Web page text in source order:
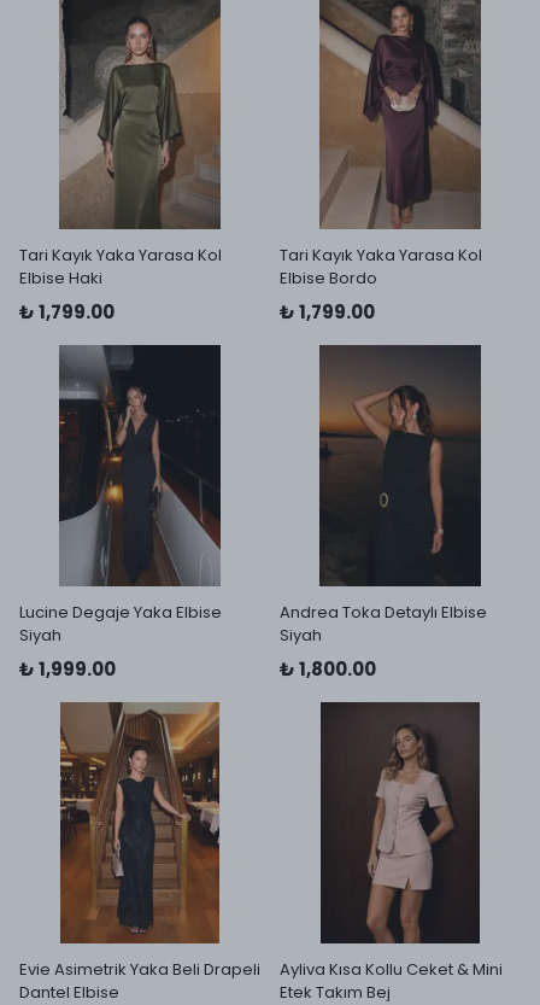
Tari Kayık Yaka Yarasa Kol
Elbise Haki
₺ 1,799.00
Tari Kayık Yaka Yarasa Kol
Elbise Bordo
₺ 1,799.00
Lucine Degaje Yaka Elbise
Siyah
₺ 1,999.00
Andrea Toka Detaylı Elbise
Siyah
₺ 1,800.00
Evie Asimetrik Yaka Beli Drapeli
Dantel Elbise
Ayliva Kısa Kollu Ceket & Mini
Etek Takım Bej